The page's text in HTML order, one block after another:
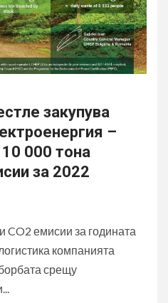
закупува
–
000 тона
за 2022
CO2 емисии за годината
компанията
срещу